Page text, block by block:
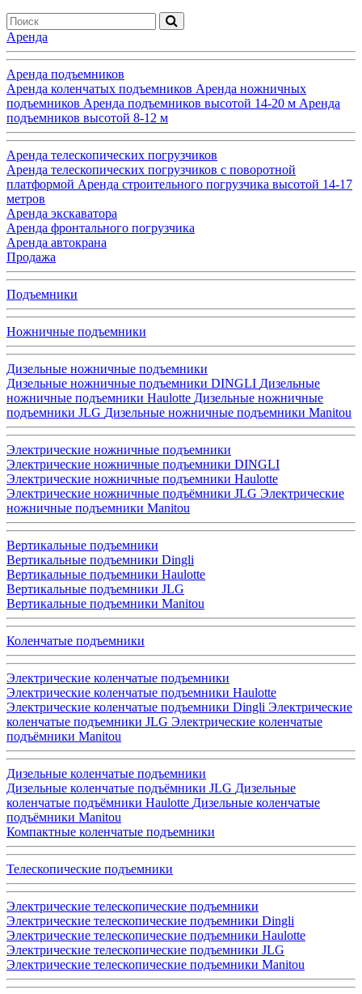
Аренда
Аренда подъемников
Аренда коленчатых подъемников Аренда ножничных
подъемников Аренда подъемников высотой 14-20 м Аренда
подъемников высотой 8-12 м
Аренда телескопических погрузчиков
Аренда телескопических погрузчиков с поворотной
платформой Аренда строительного погрузчика высотой 14-17
метров
Аренда экскаватора
Аренда фронтального погрузчика
Аренда автокрана
Продажа
Подъемники
Ножничные подъемники
Дизельные ножничные подъемники
Дизельные ножничные подъемники DINGLI Дизельные
ножничные подъемники Haulotte Дизельные ножничные
подъемники JLG Дизельные ножничные подъемники Manitou
Электрические ножничные подъемники
Электрические ножничные подъемники DINGLI
Электрические ножничные подъемники Haulotte
Электрические ножничные подъёмники JLG Электрические
ножничные подъемники Manitou
Вертикальные подъемники
Вертикальные подъемники Dingli
Вертикальные подъемники Haulotte
Вертикальные подъемники JLG
Вертикальные подъемники Manitou
Коленчатые подъемники
Электрические коленчатые подъемники
Электрические коленчатые подъемники Haulotte
Электрические коленчатые подъемники Dingli Электрические
коленчатые подъемники JLG Электрические коленчатые
подъёмники Manitou
Дизельные коленчатые подъемники
Дизельные коленчатые подъёмники JLG Дизельные
коленчатые подъёмники Haulotte Дизельные коленчатые
подъёмники Manitou
Компактные коленчатые подъемники
Телескопические подъемники
Электрические телескопические подъемники
Электрические телескопические подъемники Dingli
Электрические телескопические подъемники Haulotte
Электрические телескопические подъемники JLG
Электрические телескопические подъемники Manitou